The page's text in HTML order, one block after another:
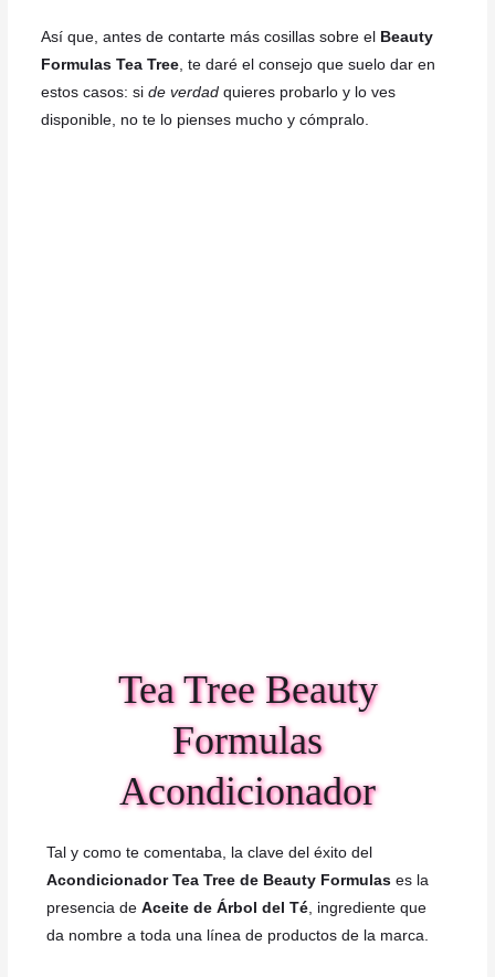
Así que, antes de contarte más cosillas sobre el
Beauty
Formulas Tea Tree, te daré el consejo que suelo dar en
estos casos: si de verdadquieres probarlo y lo ves
disponible, no te lo pienses mucho y cómpralo.
Tea Tree Beauty
Formulas
Acondicionador
Tal y como te comentaba, la clave del éxito del
Acondicionador Tea Tree de Beauty Formulas es la
presencia deAceite de Árbol del Té , ingrediente que
da nombre a toda una línea de productos de la marca.